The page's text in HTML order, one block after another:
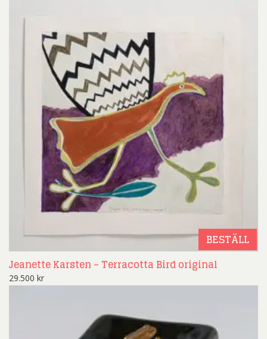
BESTÄLL
Jeanette Karsten – Terracotta Bird original
29.500 kr